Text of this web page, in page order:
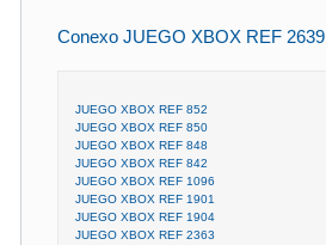
Conexo JUEGO XBOX REF 2639
JUEGO XBOX REF 852
JUEGO XBOX REF 850
JUEGO XBOX REF 848
JUEGO XBOX REF 842
JUEGO XBOX REF 1096
JUEGO XBOX REF 1901
JUEGO XBOX REF 1904
JUEGO XBOX REF 2363